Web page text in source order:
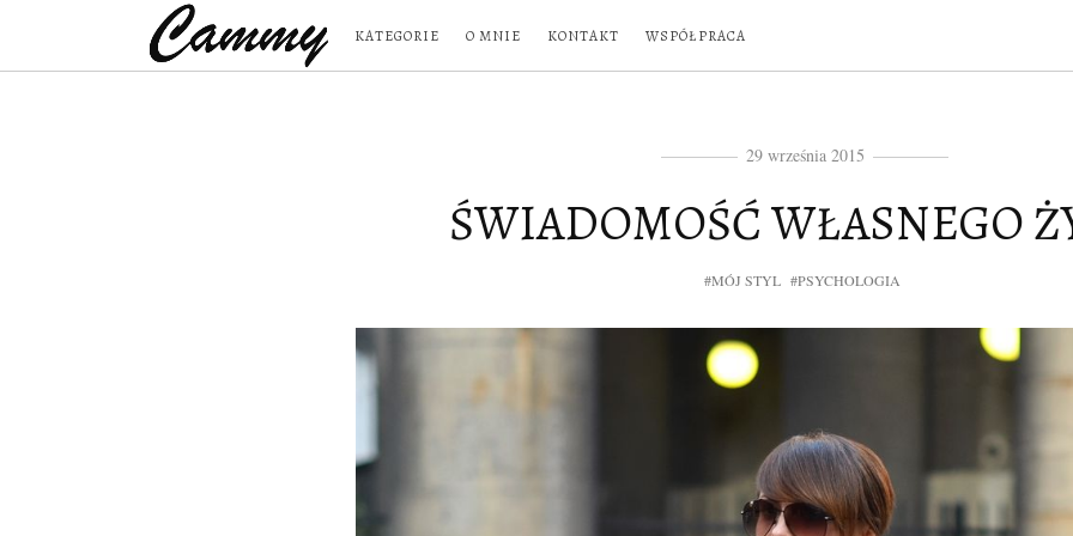
KATEGORIE O MNIE KONTAKT WSPÓŁPRACA
29 września 2015
ŚWIADOMOŚĆ WŁASNEGO
#MÓJ STYL #PSYCHOLOGIA